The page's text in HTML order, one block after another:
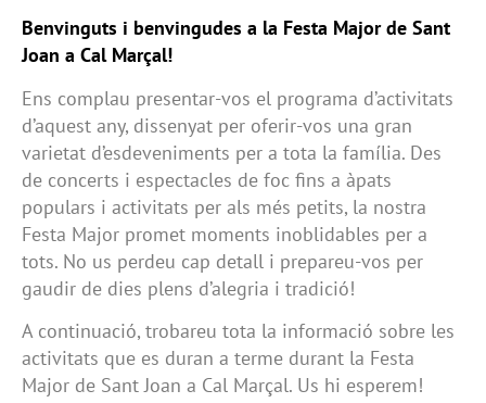
Benvinguts i benvingudes a la Festa Major de Sant
Joan a Cal Marçal!
Ens complau presentar-vos el programa d’activitats
d’aquest any, dissenyat per oferir-vos una gran
varietat d’esdeveniments per a tota la família. Des
de concerts i espectacles de foc fins a àpats
populars i activitats per als més petits, la nostra
Festa Major promet moments inoblidables per a
tots. No us perdeu cap detall i prepareu-vos per
gaudir de dies plens d’alegria i tradició!
A continuació, trobareu tota la informació sobre les
activitats que es duran a terme durant la Festa
Major de Sant Joan a Cal Marçal. Us hi esperem!